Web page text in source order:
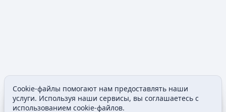
Просмотры
Содержание
Cookie-файлы помогают нам предоставлять наши
услуги. Используя наши сервисы, вы соглашаетесь с
использованием cookie-файлов.